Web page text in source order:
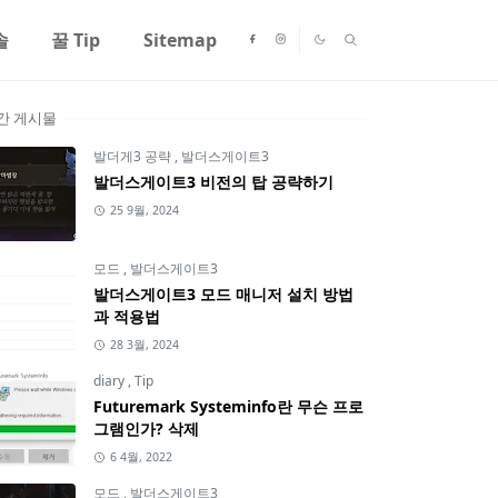
꿀 Tip Sitemap
게시물
발더게3 공략 , 발더스게이트3
발더스게이트3 비전의 탑 공략하기
25 9월, 2024
모드 , 발더스게이트3
발더스게이트3 모드 매니저 설치 방법
과 적용법
28 3월, 2024
diary ,Tip
Futuremark Systeminfo란 무슨 프로
그램인가? 삭제
6 4월, 2022
모드 , 발더스게이트3